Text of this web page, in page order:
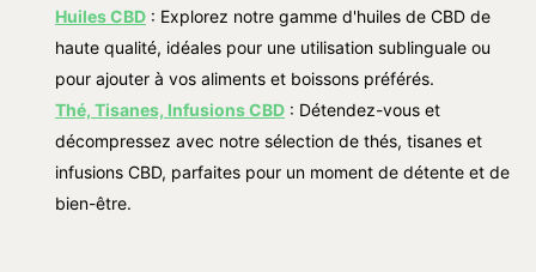
Huiles CBD : Explorez notre gamme d'huiles de CBD de
haute qualité, idéales pour une utilisation sublinguale ou
pour ajouter à vos aliments et boissons préférés.
Thé, Tisanes, Infusions CBD : Détendez-vous et
décompressez avec notre sélection de thés, tisanes et
infusions CBD, parfaites pour un moment de détente et de
bien-être.